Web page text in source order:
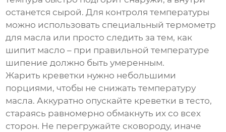
останется сырой. Для контроля температуры
можно использовать специальный термометр
для масла или просто следить за тем, как
шипит масло – при правильной температуре
шипение должно быть умеренным.
Жарить креветки нужно небольшими
порциями, чтобы не снижать температуру
масла. Аккуратно опускайте креветки в тесто,
стараясь равномерно обмакнуть их со всех
сторон. Не перегружайте сковороду, иначе